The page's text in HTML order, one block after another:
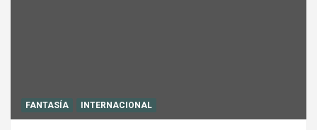
FANTASÍA INTERNACIONAL